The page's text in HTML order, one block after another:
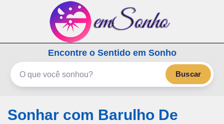
emSonho.com
Os sonhos significam mais
Encontre o Sentido em Sonho
Buscar
Sonhar com Barulho De